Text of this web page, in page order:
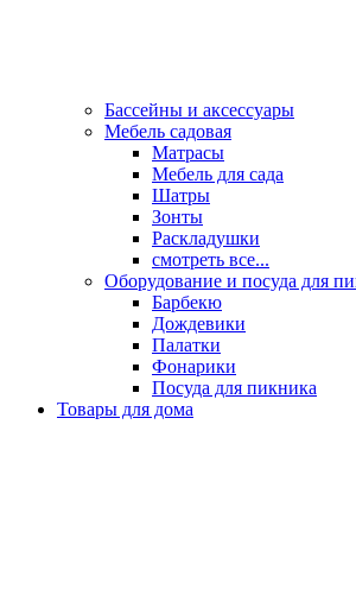
Бассейны и аксессуары
Мебель садовая
Матрасы
Мебель для сада
Шатры
Зонты
Раскладушки
смотреть все...
Оборудование и посуда для
Барбекю
Дождевики
Палатки
Фонарики
Посуда для пикника
Товары для дома